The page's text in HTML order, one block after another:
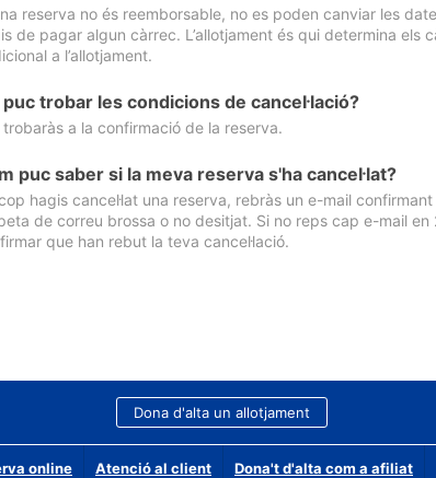
reserva no és reemborsable, no es poden canviar les
de pagar algun càrrec. L’allotjament és qui determina els
a l’allotjament.
puc trobar les condicions de cancel·lació?
trobaràs a la confirmació de la reserva.
puc saber si la meva reserva s'ha cancel·lat?
hagis cancel·lat una reserva, rebràs un e-mail
de correu brossa o no desitjat. Si no reps cap e-mail en
que han rebut la teva cancel·lació.
Dona d'alta un allotjament
online Atenció al client Dona't d'alta com a afiliat